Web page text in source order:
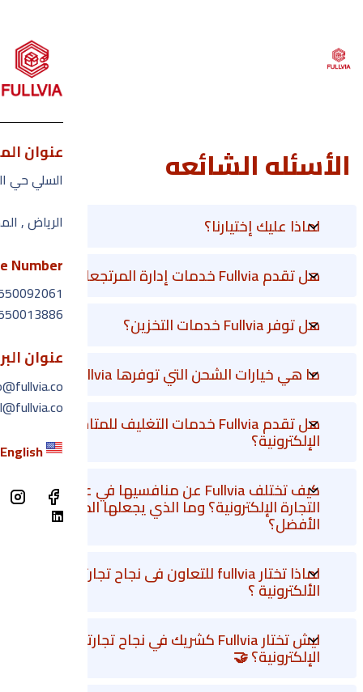
عنوان
السلي حي
الرياض ,
Number
عنوان
English
الأسئله الشائعه
لماذا عليك إختيارنا؟
هل تقدم Fullvia خدمات إدارة المرتجعات؟
هل توفر Fullvia خدمات التخزين؟
ما هي خيارات الشحن التي توفرها Fullvia؟
هل تقدم Fullvia خدمات التغليف للمتاجر
الإلكترونية؟
كيف تختلف Fullvia عن منافسيها في عالم
التجارة الإلكترونية؟ وما الذي يجعلها الخيار
الأفضل؟
لماذا تختار fullvia للتعاون فى نجاح تجارتك
الألكترونية ؟
ليش تختار Fullvia كشريك في نجاح تجارتك
الإلكترونية؟ 🤝